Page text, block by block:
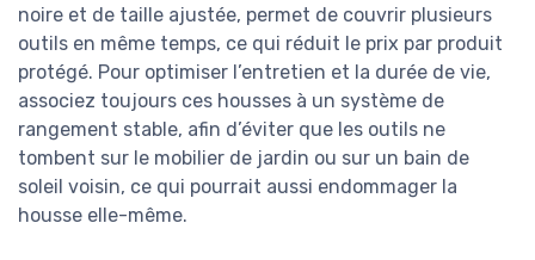
noire et de taille ajustée, permet de couvrir plusieurs
outils en même temps, ce qui réduit le prix par produit
protégé. Pour optimiser l’entretien et la durée de vie,
associez toujours ces housses à un système de
rangement stable, afin d’éviter que les outils ne
tombent sur le mobilier de jardin ou sur un bain de
soleil voisin, ce qui pourrait aussi endommager la
housse elle-même.